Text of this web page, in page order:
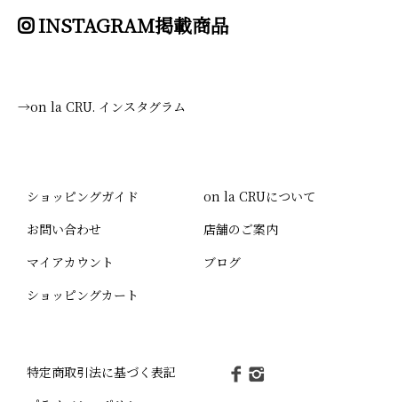
INSTAGRAM掲載商品
→on la CRU. インスタグラム
ショッピングガイド
お問い合わせ
マイアカウント
ショッピングカート
on la CRUについて
店舗のご案内
ブログ
特定商取引法に基づく表記